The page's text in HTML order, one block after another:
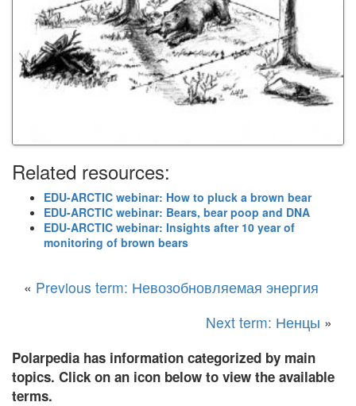
Related resources:
EDU-ARCTIC webinar: How to pluck a brown bear
EDU-ARCTIC webinar: Bears, bear poop and DNA
EDU-ARCTIC webinar: Insights after 10 year of
monitoring of brown bears
« Previous term: Невозобновляемая энергия
Next term: Ненцы »
Polarpedia has information categorized by main
topics. Click on an icon below to view the available
terms.